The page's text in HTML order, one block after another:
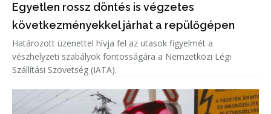
Egyetlen rossz döntés is végzetes
következményekkel járhat a repülőgépen
Határozott üzenettel hívja fel az utasok figyelmét a
vészhelyzeti szabályok fontosságára a Nemzetközi Légi
Szállítási Szövetség (IATA).